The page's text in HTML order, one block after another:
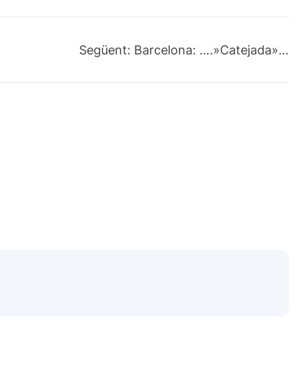
Següent: Barcelona: ….»Catejada»…